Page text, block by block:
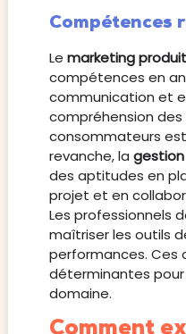
Compétences
Le marketing produit
compétences en
communication et
compréhension des
consommateurs est
revanche, la
des aptitudes en
projet et en
Les professionnels
maîtriser les outils
performances.
déterminantes
domaine.
Comment